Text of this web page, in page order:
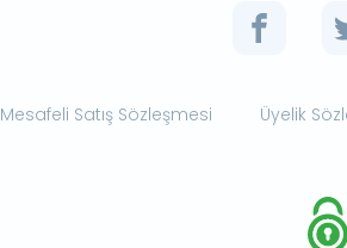
Mesafeli Satış Sözleşmesi Üyelik